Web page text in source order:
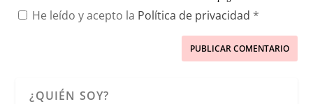
He leído y acepto la Política de privacidad *
¿QUIÉN SOY?